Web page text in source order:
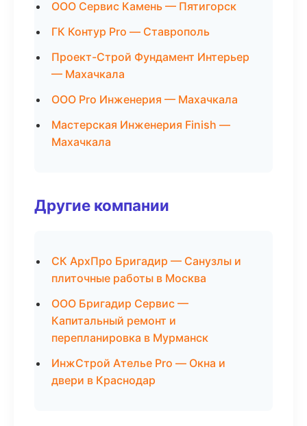
ООО Сервис Камень — Пятигорск
ГК Контур Pro — Ставрополь
Проект-Строй Фундамент Интерьер
— Махачкала
ООО Pro Инженерия — Махачкала
Мастерская Инженерия Finish —
Махачкала
Другие компании
СК АрхПро Бригадир — Санузлы и
плиточные работы в Москва
ООО Бригадир Сервис —
Капитальный ремонт и
перепланировка в Мурманск
ИнжСтрой Ателье Pro — Окна и
двери в Краснодар